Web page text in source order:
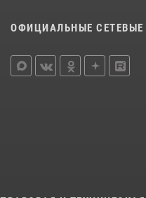
ОФИЦИАЛЬНЫЕ СЕТЕВЫЕ